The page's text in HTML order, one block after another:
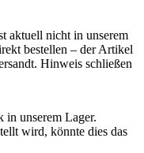
aktuell nicht in unserem
bestellen – der Artikel
Hinweis schließen
in unserem Lager.
wird, könnte dies das